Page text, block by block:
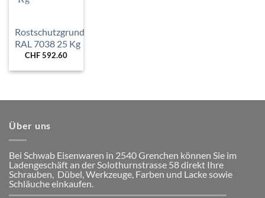
Rostschutzgrund
RAL 7038 25 Kg
CHF592.60
Über uns
Bei Schwab Eisenwaren in 2540 Grenchen können Sie im
Ladengeschäft an der Solothurnstrasse 58direkt Ihre
Schrauben, Dübel, Werkzeuge, Farben und Lackesowie
Schläuche einkaufen.